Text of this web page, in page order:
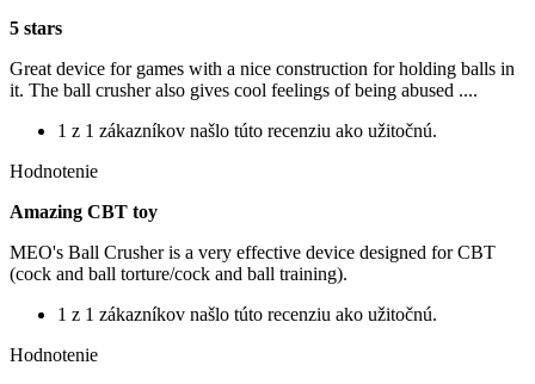
5 stars
Great device for games with a nice construction for holding balls in
it. The ball crusher also gives cool feelings of being abused ....
1 z 1 zákazníkov našlo túto recenziu ako užitočnú.
Hodnotenie
Amazing CBT toy
MEO's Ball Crusher is a very effective device designed for CBT
(cock and ball torture/cock and ball training).
1 z 1 zákazníkov našlo túto recenziu ako užitočnú.
Hodnotenie